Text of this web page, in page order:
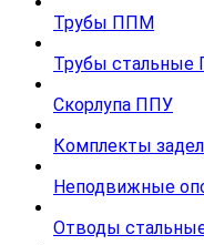
Трубы ППМ
Трубы
Скорлупа ППУ
Комплекты
Неподвижные
Отводы